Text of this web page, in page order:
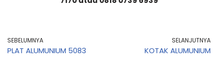
SEBELUMNYA
PLAT ALUMUNIUM 5083
SELANJUTNYA
KOTAK ALUMUNIUM